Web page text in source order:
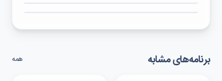
برنامه‌های مشابه همه